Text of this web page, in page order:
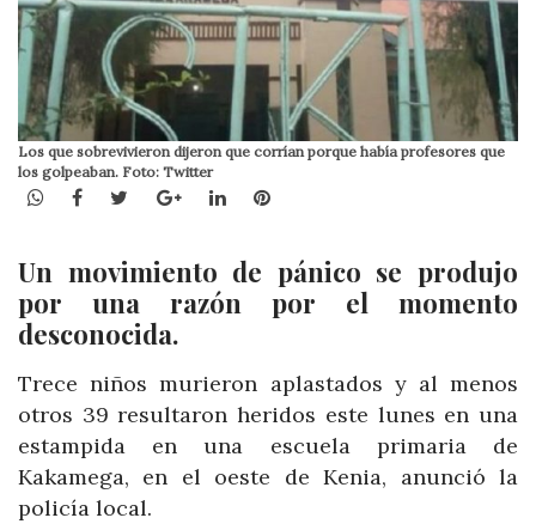
Los que sobrevivieron dijeron que corrían porque había profesores que
los golpeaban. Foto: Twitter
WhatsApp
Facebook
TwitterGoogle+LinkedInPinterest
Un movimiento de pánico se produjo
por una razón por el momento
desconocida.
Trece niños murieron aplastados y al menos
otros 39 resultaron heridos este lunes en una
estampida en una escuela primaria de
Kakamega, en el oeste de Kenia, anunció la
policía local.